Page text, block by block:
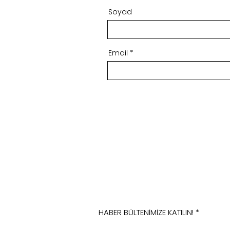
Soyad
Email
HABER BÜLTENİMİZE KATILIN!